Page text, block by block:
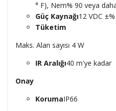
° F), Nem% 90 veya
Güç Kaynağı12 VDC
Tüketim
Maks. Alan sayısı 4 W
IR Aralığı40 m'ye kadar
Onay
KorumaIP66